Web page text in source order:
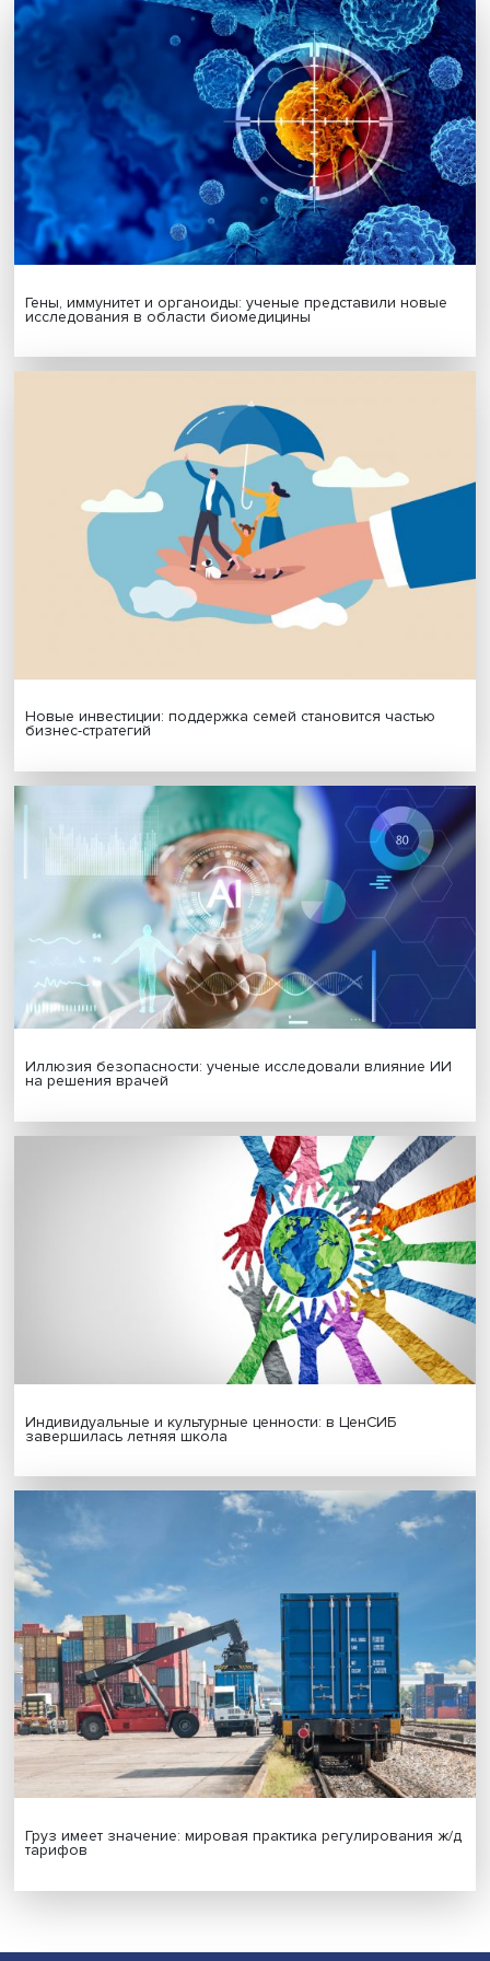
Подписаться
Я согласен на обработку
персональных данных
МАТЕРИАЛЫ ВЫПУСКА
Гены, иммунитет и органоиды: ученые представили
исследования в области биомедицины
Новые инвестиции: поддержка семей становится
бизнес-стратегий